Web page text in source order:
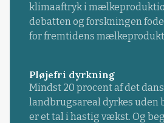
klimaaftryk i
debatten og forskningen
for fremtidens
Pløjefri dyrkning
Mindst 20 procent af det
landbrugsareal dyrkes uden
er et tal i hastig vækst. Og